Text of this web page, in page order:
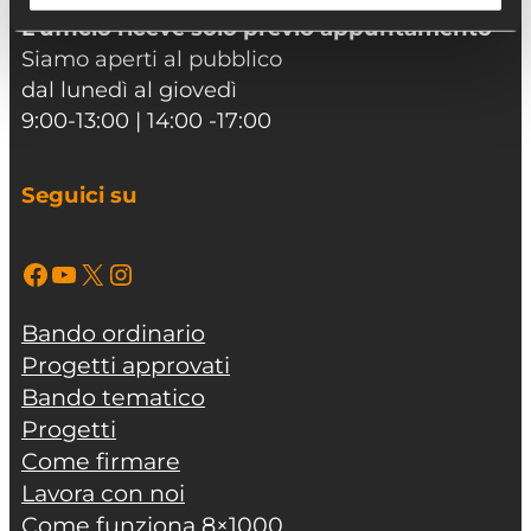
L’ufficio riceve solo previo appuntamento
Siamo aperti al pubblico
dal lunedì al giovedì
9:00-13:00 | 14:00 -17:00
Seguici su
Facebook YouTube X Instagram
Bando ordinario
Progetti approvati
Bando tematico
Progetti
Come firmare
Lavora con noi
Come funziona 8×1000